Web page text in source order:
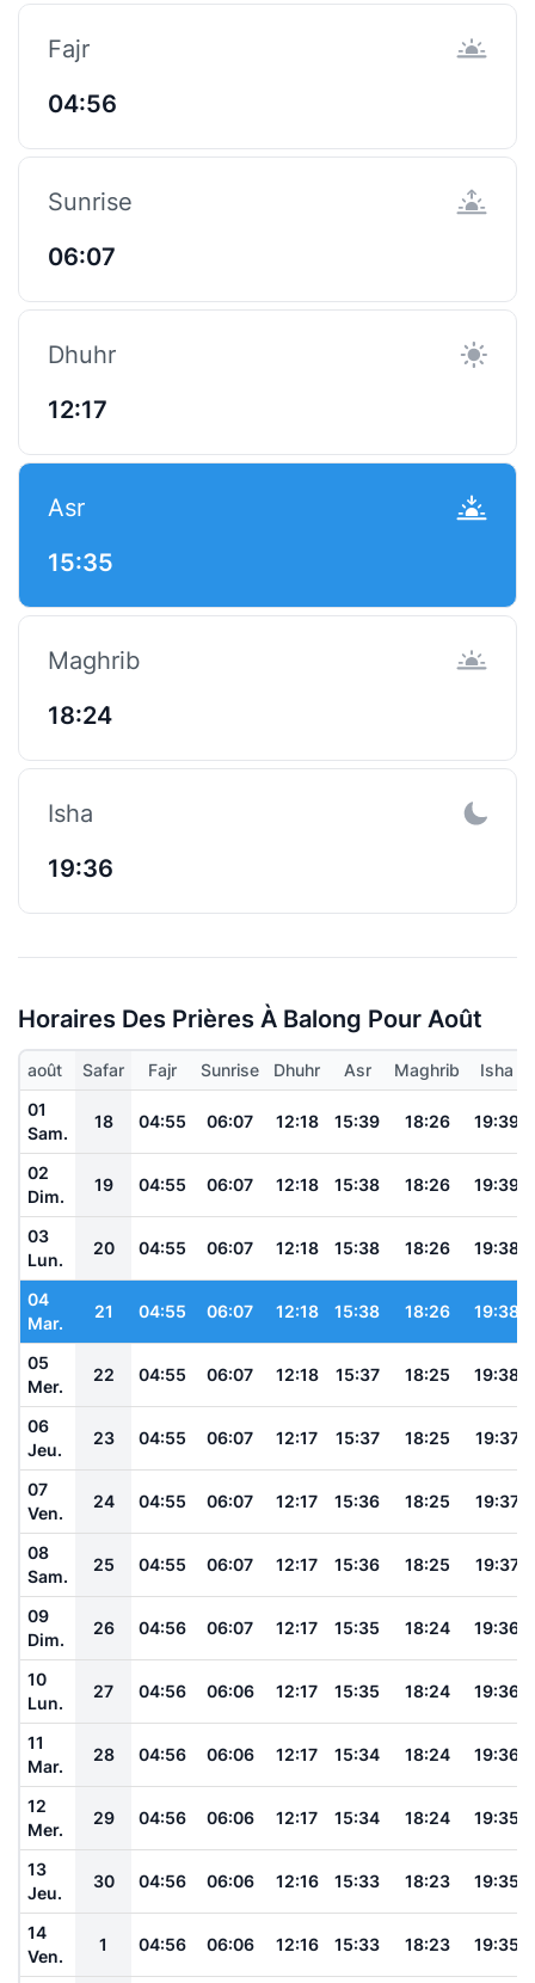
Fajr
04:56
Sunrise
06:07
Dhuhr
12:17
Asr
15:35
Maghrib
18:24
Isha
19:36
Horaires Des Prières À Balong Pour Août
août Safar Fajr Sunrise Dhuhr Asr Maghrib
Isha
01
Sam.
18 04:55 06:07 12:18 15:39 18:26 19:39
02
Dim.
19 04:55 06:07 12:18 15:38 18:26 19:39
03
Lun.
20 04:55 06:07 12:18 15:38 18:26 19:38
04
Mar.
21 04:55 06:07 12:18 15:38 18:26 19:38
05
Mer.
22 04:55 06:07 12:18 15:37 18:25 19:38
06
Jeu.
23 04:55 06:07 12:17 15:37 18:25 19:37
07
Ven.
24 04:55 06:07 12:17 15:36 18:25 19:37
08
Sam.
25 04:55 06:07 12:17 15:36 18:25 19:37
09
Dim.
26 04:56 06:07 12:17 15:35 18:24 19:36
10
Lun.
27 04:56 06:06 12:17 15:35 18:24 19:36
11
Mar.
28 04:56 06:06 12:17 15:34 18:24 19:36
12
Mer.
29 04:56 06:06 12:17 15:34 18:24 19:35
13
Jeu.
30 04:56 06:06 12:16 15:33 18:23 19:35
14
Ven.
1 04:56 06:06 12:16 15:33 18:23 19:35